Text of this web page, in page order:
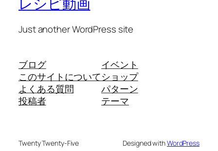
Just another WordPress site
ブログ
このサイトについて
よくある質問
投稿者
イベント
ショップ
パターン
テーマ
Twenty Twenty-Five Designed withWordPress